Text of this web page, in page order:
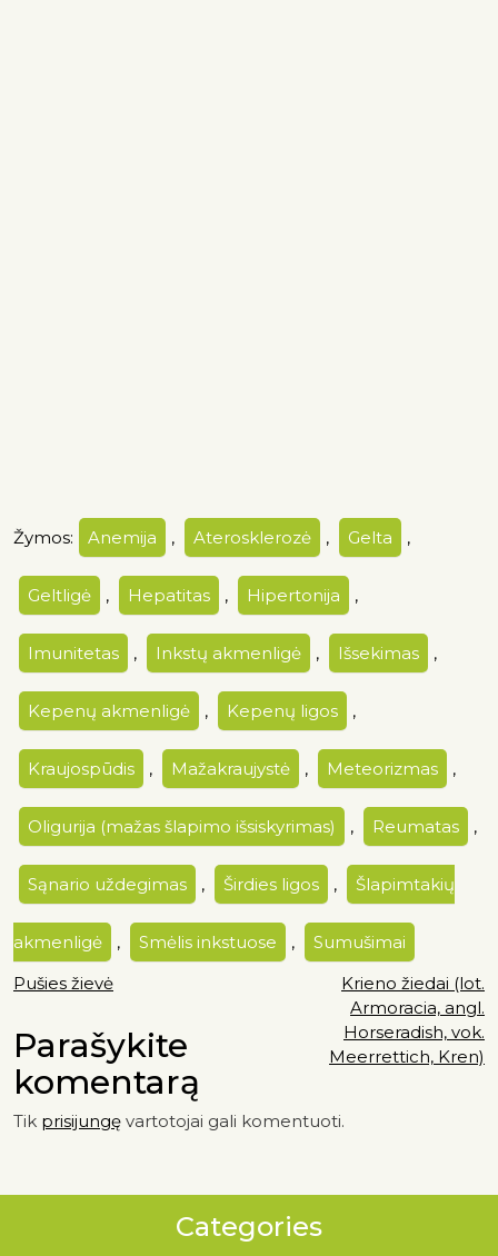
Žymos: Anemija , Aterosklerozė , Gelta ,
Geltligė , Hepatitas , Hipertonija ,
Imunitetas , Inkstų akmenligė , Išsekimas ,
Kepenų akmenligė , Kepenų ligos ,
Kraujospūdis , Mažakraujystė , Meteorizmas ,
Oligurija (mažas šlapimo išsiskyrimas) , Reumatas ,
Sąnario uždegimas , Širdies ligos , Šlapimtakių
akmenligė , Smėlis inkstuose ,
Sumušimai
Pušies žievė
Krieno žiedai (lot.
Armoracia, angl.
Horseradish, vok.
Meerrettich, Kren)
Parašykite
komentarą
Tik prisijungę vartotojai gali komentuoti.
Categories